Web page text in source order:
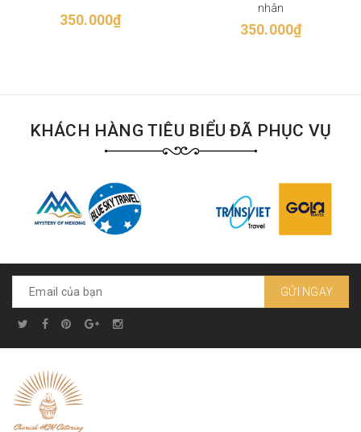
350.000₫
nhân
350.000₫
KHÁCH HÀNG TIÊU BIỂU ĐÃ PHỤC VỤ
GỬI NGAY